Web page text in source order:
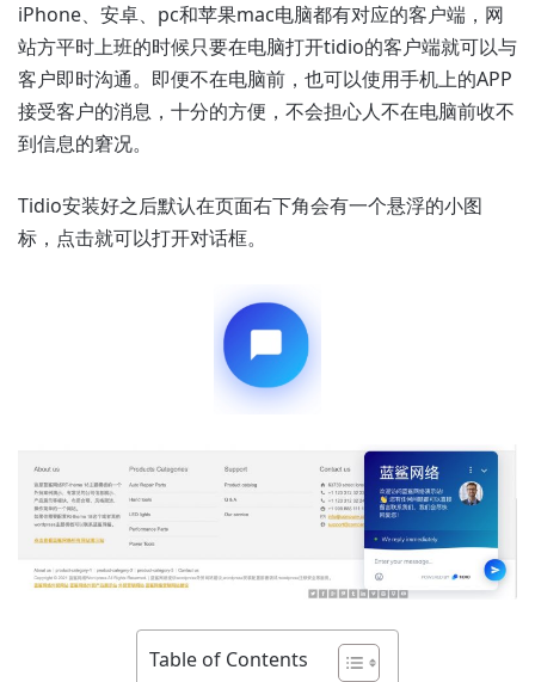
iPhone、安卓、pc和苹果mac电脑都有对应的客户端，网
站方平时上班的时候只要在电脑打开tidio的客户端就可以与
客户即时沟通。即便不在电脑前，也可以使用手机上的APP
接受客户的消息，十分的方便，不会担心人不在电脑前收不
到信息的窘况。
Tidio安装好之后默认在页面右下角会有一个悬浮的小图
标，点击就可以打开对话框。
Table of Contents